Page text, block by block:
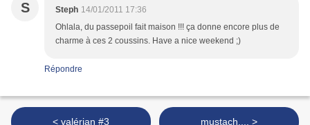
S Steph 14/01/2011 17:36
Ohlala, du passepoil fait maison !!! ça donne encore plus de
charme à ces 2 coussins. Have a nice weekend ;)
Répondre
< valérian #3 mustach.... >